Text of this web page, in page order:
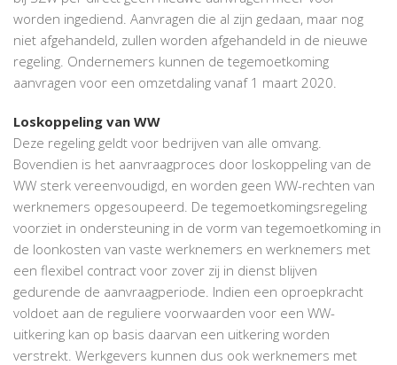
worden ingediend. Aanvragen die al zijn gedaan, maar nog
niet afgehandeld, zullen worden afgehandeld in de nieuwe
regeling. Ondernemers kunnen de tegemoetkoming
aanvragen voor een omzetdaling vanaf 1 maart 2020.
Loskoppeling van WW
Deze regeling geldt voor bedrijven van alle omvang.
Bovendien is het aanvraagproces door loskoppeling van de
WW sterk vereenvoudigd, en worden geen WW-rechten van
werknemers opgesoupeerd. De tegemoetkomingsregeling
voorziet in ondersteuning in de vorm van tegemoetkoming in
de loonkosten van vaste werknemers en werknemers met
een flexibel contract voor zover zij in dienst blijven
gedurende de aanvraagperiode. Indien een oproepkracht
voldoet aan de reguliere voorwaarden voor een WW-
uitkering kan op basis daarvan een uitkering worden
verstrekt. Werkgevers kunnen dus ook werknemers met